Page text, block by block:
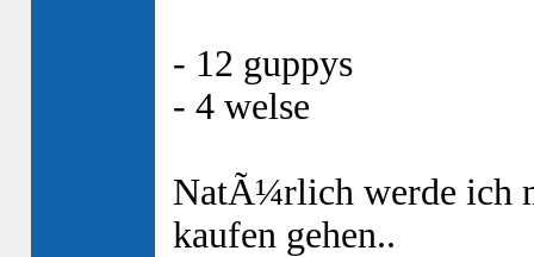
- 12 guppys
- 4 welse
NatÃ¼rlich werde ich
kaufen gehen..